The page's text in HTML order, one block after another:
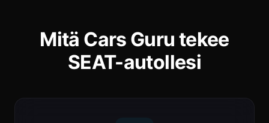
Mitä Cars Guru tekee
SEAT-autollesi